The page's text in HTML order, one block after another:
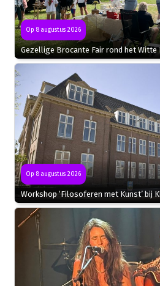
Op 8 augustus 2026
Gezellige Brocante Fair rond het Witte
Op 8 augustus 2026
Workshop ‘Filosoferen met Kunst’ bij